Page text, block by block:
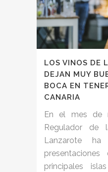
LOS VINOS DE
DEJAN MUY
BOCA EN
CANARIA
En el mes de
Regulador de
Lanzarote ha
principales